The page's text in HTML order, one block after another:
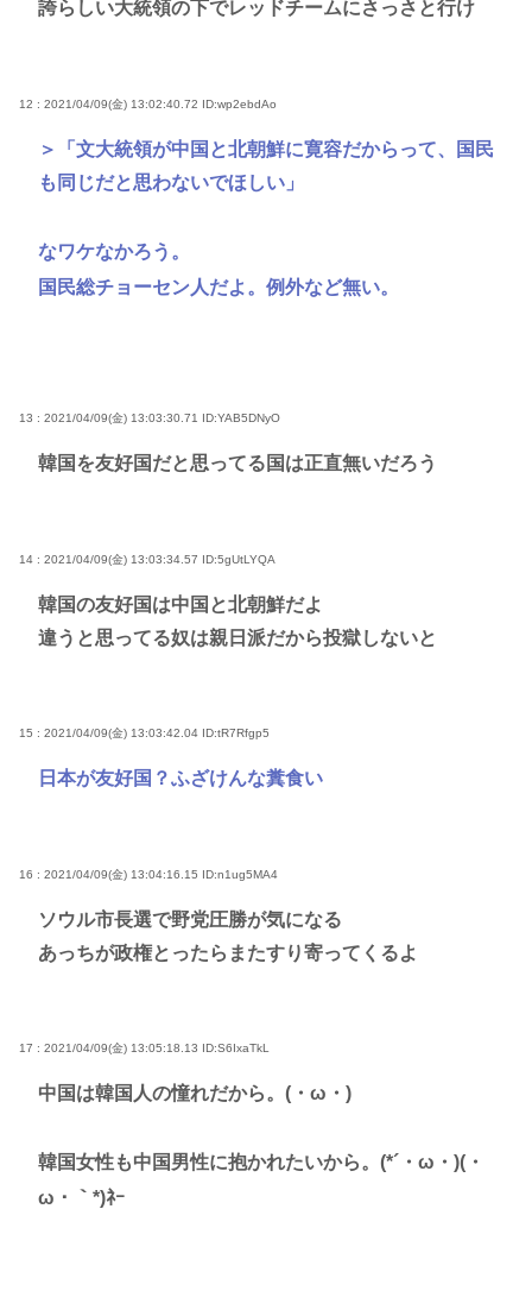
誇らしい大統領の下でレッドチームにさっさと行け
12 : 2021/04/09(金) 13:02:40.72 ID:wp2ebdAo
＞「文大統領が中国と北朝鮮に寛容だからって、国民
も同じだと思わないでほしい」
なワケなかろう。
国民総チョーセン人だよ。例外など無い。
13 : 2021/04/09(金) 13:03:30.71 ID:YAB5DNyO
韓国を友好国だと思ってる国は正直無いだろう
14 : 2021/04/09(金) 13:03:34.57 ID:5gUtLYQA
韓国の友好国は中国と北朝鮮だよ
違うと思ってる奴は親日派だから投獄しないと
15 : 2021/04/09(金) 13:03:42.04 ID:tR7Rfgp5
日本が友好国？ふざけんな糞食い
16 : 2021/04/09(金) 13:04:16.15 ID:n1ug5MA4
ソウル市長選で野党圧勝が気になる
あっちが政権とったらまたすり寄ってくるよ
17 : 2021/04/09(金) 13:05:18.13 ID:S6IxaTkL
中国は韓国人の憧れだから。(・ω・)
韓国女性も中国男性に抱かれたいから。(*´・ω・)(・
ω・｀*)ﾈｰ